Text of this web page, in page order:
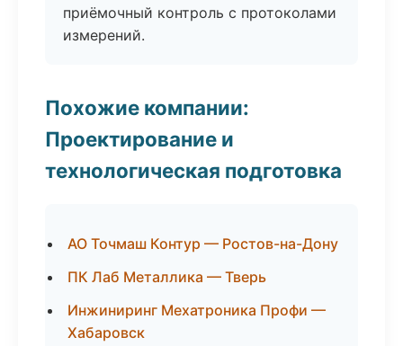
приёмочный контроль с протоколами
измерений.
Похожие компании:
Проектирование и
технологическая подготовка
АО Точмаш Контур — Ростов-на-Дону
ПК Лаб Металлика — Тверь
Инжиниринг Мехатроника Профи —
Хабаровск